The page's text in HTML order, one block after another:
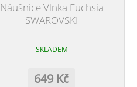
Náušnice Vlnka Fuchsia
SWAROVSKI
SKLADEM
649 Kč